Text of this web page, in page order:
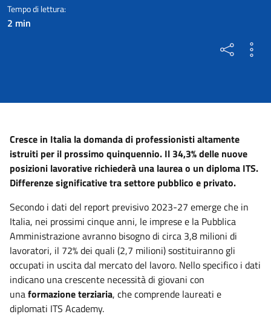
Tempo di lettura:
2 min
Cresce in Italia la domanda di professionisti altamente
istruiti per il prossimo quinquennio. Il 34,3% delle nuove
posizioni lavorative richiederà una laurea o un diploma ITS.
Differenze significative tra settore pubblico e privato.
Secondo i dati del report previsivo 2023-27 emerge che in
Italia, nei prossimi cinque anni, le imprese e la Pubblica
Amministrazione avranno bisogno di circa 3,8 milioni di
lavoratori, il 72% dei quali (2,7 milioni) sostituiranno gli
occupati in uscita dal mercato del lavoro. Nello specifico i dati
indicano una crescente necessità di giovani con
unaformazione terziaria, che comprende laureati e
diplomati ITS Academy.